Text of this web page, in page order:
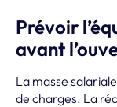
Prévoir
avant
La masse
de charges. La